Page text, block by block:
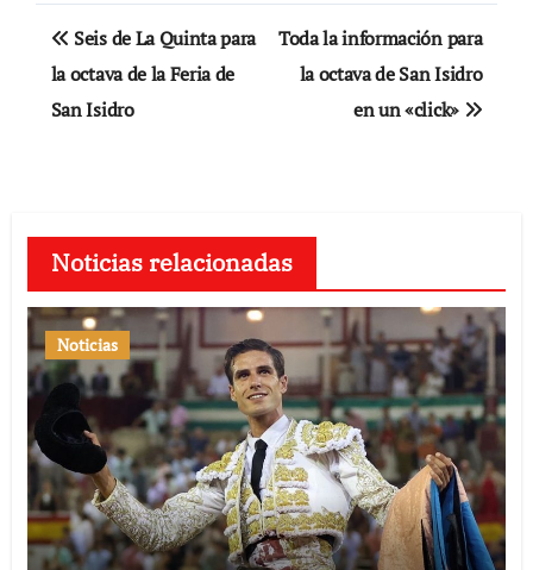
Navegación
de
entradas
Seis de La Quinta para
la octava de la Feria de
San Isidro
Toda la información para
la octava de San Isidro
en un «click»
Noticias relacionadas
Noticias